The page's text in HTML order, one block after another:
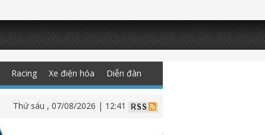
Racing Xe điện hóa Diễn đàn
Thứ sáu , 07/08/2026 | 12:41